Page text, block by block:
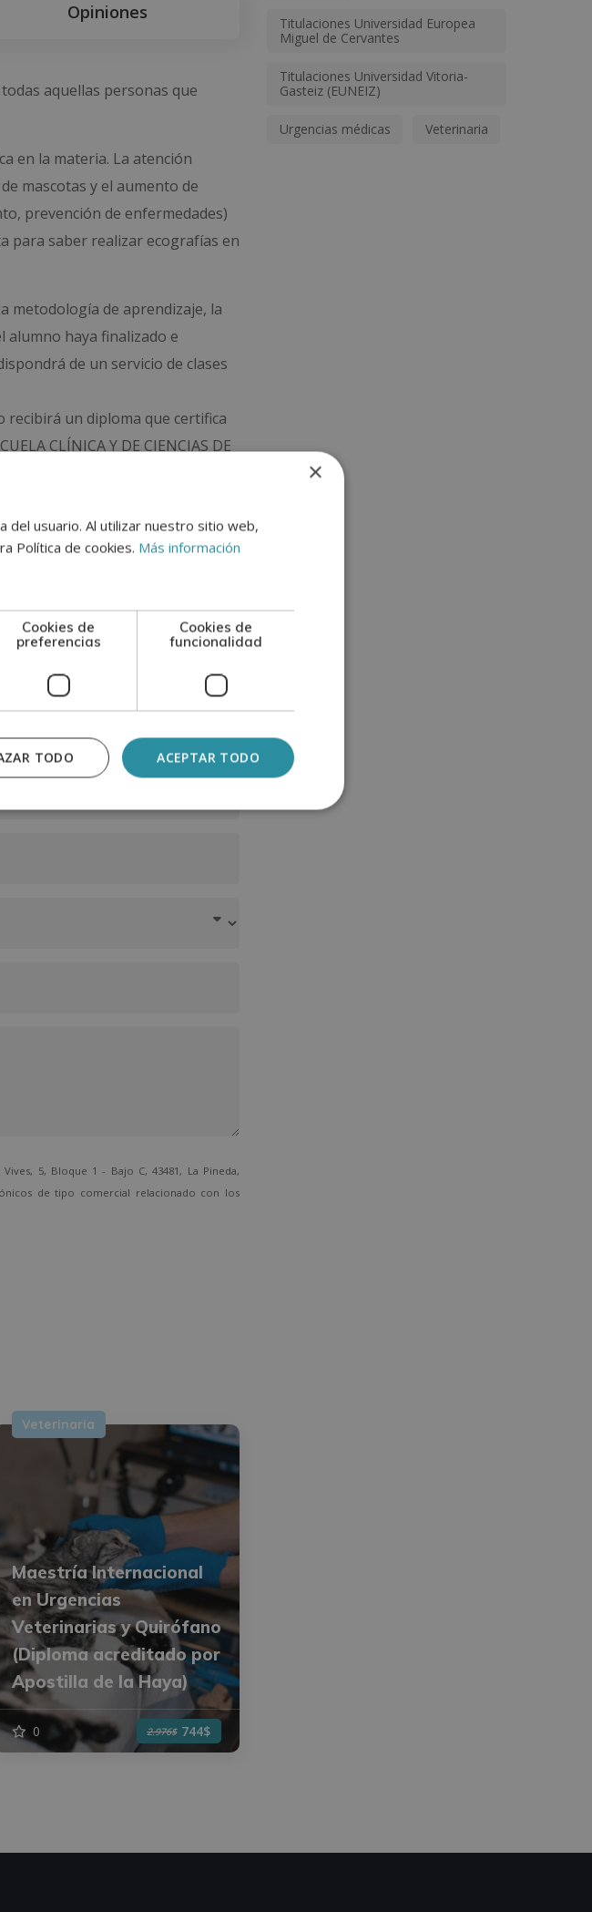
Opiniones
aquellas personas que
en la materia. La atención
mascotas y el aumento de
prevención de enfermedades)
para saber realizar ecografías en
metodología de aprendizaje, la
alumno haya finalizado e
de un servicio de clases
recibirá un diploma que certifica
CLÍNICA Y DE CIENCIAS DE
y validez del Diploma en
Esta formación
Vives, 5, Bloque 1 - Bajo C, 43481, La Pineda,
de tipo comercial relacionado con los
Veterinaria
Maestría Internacional
en Urgencias
Veterinarias y Quirófano
(Diploma acreditado por
Apostilla de la Haya)
0 2.976$ 744$
Titulaciones Universidad Europea
Miguel de Cervantes
Titulaciones Universidad Vitoria-
Gasteiz (EUNEIZ)
Urgencias médicas Veterinaria
×
del usuario. Al utilizar nuestro sitio web,
Política de cookies. Más información
Cookies de
preferencias
Cookies de
funcionalidad
ACEPTAR TODO
TODO